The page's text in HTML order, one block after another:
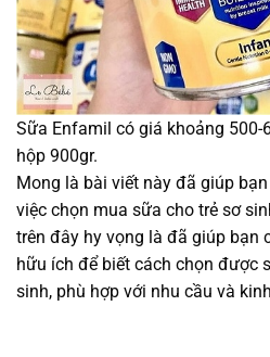
Sữa Enfamil có giá khoảng
hộp 900gr.
Mong là bài viết này đã giúp
việc chọn mua sữa cho trẻ sơ
trên đây hy vọng là đã giúp bạn
hữu ích để biết cách chọn được
sinh, phù hợp với nhu cầu và